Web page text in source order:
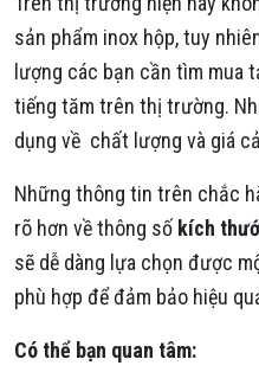
sản phẩm inox hộp, tuy
lượng các bạn cần tìm mua
tiếng tăm trên thị trường.
dụng về chất lượng và giá
Những thông tin trên chắc
rõ hơn về thông số kích
sẽ dễ dàng lựa chọn được
phù hợp để đảm bảo hiệu
Có thể bạn quan tâm: